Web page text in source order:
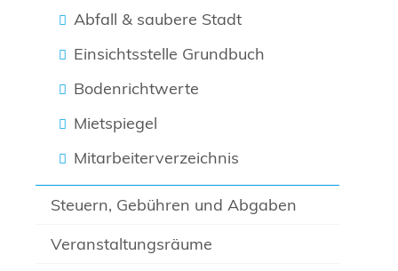
Abfall & saubere Stadt
Einsichtsstelle Grundbuch
Bodenrichtwerte
Mietspiegel
Mitarbeiterverzeichnis
Steuern, Gebühren und Abgaben
Veranstaltungsräume